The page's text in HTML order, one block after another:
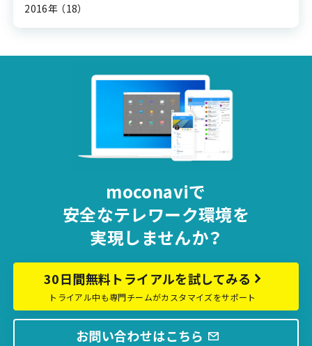
2016年 （18）
moconaviで
安全なテレワーク環境を
実現しませんか？
30日間無料トライアルを試してみる
トライアル中も専門チームがカスタマイズをサポート
お問い合わせはこちら